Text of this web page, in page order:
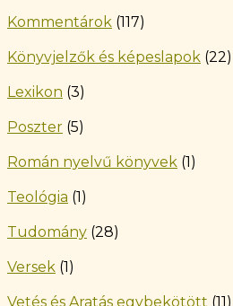
Kommentárok (117)
Könyvjelzők és képeslapok (22)
Lexikon (3)
Poszter (5)
Román nyelvű könyvek (1)
Teológia (1)
Tudomány (28)
Versek (1)
Vetés és Aratás egybekötött (11)